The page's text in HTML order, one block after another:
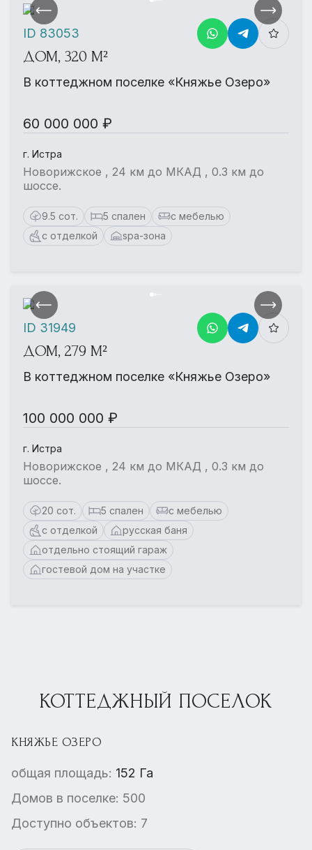
ДОМ, 320 М²
В коттеджном поселке «Княжье Озеро»
60 000 000 ₽
г. Истра
Новорижское , 24 км до МКАД , 0.3 км до
шоссе.
9.5 сот. 5 спален
с мебелью
с отделкой
spa-зона
ID 83053
ДОМ, 279 М²
В коттеджном поселке «Княжье Озеро»
100 000 000 ₽
г. Истра
Новорижское , 24 км до МКАД , 0.3 км до
шоссе.
20 сот. 5 спален
с мебелью
с отделкой
русская баня
отдельно стоящий гараж
гостевой дом на участке
ID 31949
КОТТЕДЖНЫЙ ПОСЕЛОК
КНЯЖЬЕ ОЗЕРО
общая площадь: 152 Га
Домов в поселке: 500
Доступно объектов: 7